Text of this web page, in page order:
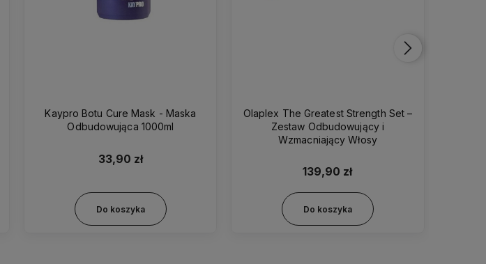
Kaypro Botu Cure Mask - Maska
Odbudowująca 1000ml
33,90 zł
Do koszyka
Olaplex The Greatest Strength Set –
Zestaw Odbudowujący i
Wzmacniający Włosy
139,90 zł
Do koszyka